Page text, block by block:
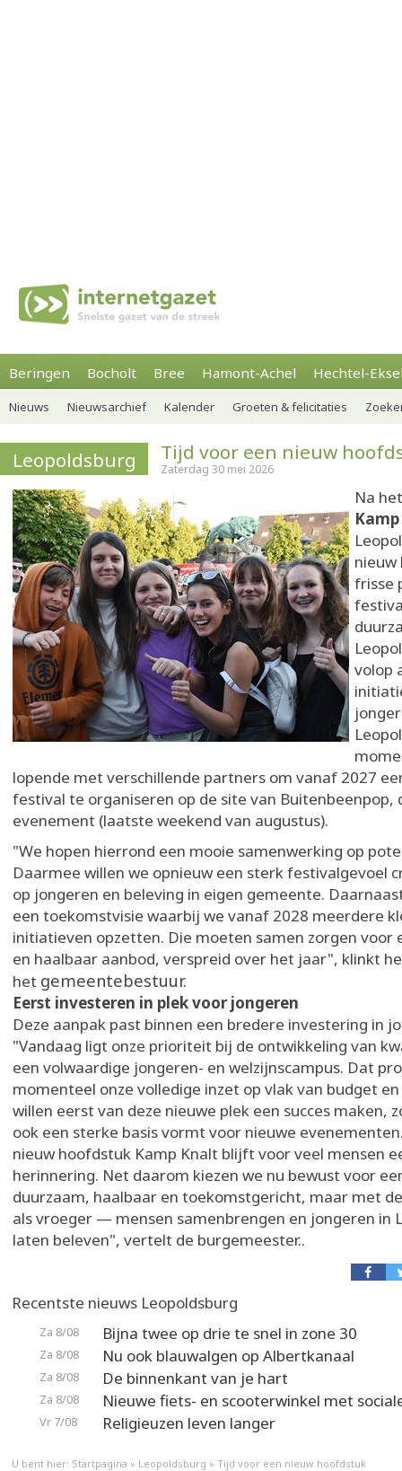
Beringen Bocholt Bree Hamont-Achel Hechtel-
Nieuws Nieuwsarchief Kalender Groeten & felicitaties
Leopoldsburg Tijd voor een nieuw
Zaterdag 30 mei 2026
Na
frisse
volop
lopende met verschillende partners om vanaf 2027
festival te organiseren op de site van Buitenbeenpop,
evenement (laatste weekend van augustus).
"We hopen hierrond een mooie samenwerking op
Daarmee willen we opnieuw een sterk festivalgevoel
op jongeren en beleving in eigen gemeente.
een toekomstvisie waarbij we vanaf 2028 meerdere
initiatieven opzetten. Die moeten samen zorgen voor
en haalbaar aanbod, verspreid over het jaar", klinkt
het gemeentebestuur.
Eerst investeren in plek voor jongeren
Deze aanpak past binnen een bredere investering in
"Vandaag ligt onze prioriteit bij de ontwikkeling van
een volwaardige jongeren- en welzijnscampus. Dat
momenteel onze volledige inzet op vlak van budget
willen eerst van deze nieuwe plek een succes maken,
ook een sterke basis vormt voor nieuwe
nieuw hoofdstuk Kamp Knalt blijft voor veel mensen
herinnering. Net daarom kiezen we nu bewust voor
duurzaam, haalbaar en toekomstgericht, maar met
als vroeger — mensen samenbrengen en jongeren in
laten beleven", vertelt de burgemeester..
Recentste nieuws Leopoldsburg
Za 8/08 Bijna twee op drie te snel in zone 30
Za 8/08 Nu ook blauwalgen op Albertkanaal
Za 8/08 De binnenkant van je hart
Za 8/08 Nieuwe fiets- en scooterwinkel met
Vr 7/08 Religieuzen leven langer
U bent hier: Startpagina » Leopoldsburg » Tijd voor een nieuw hoofdstuk